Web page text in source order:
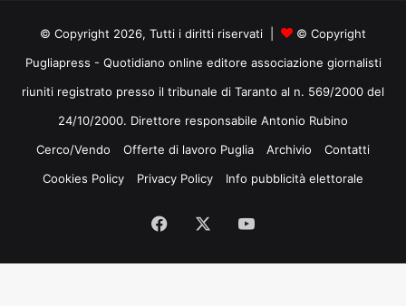
© Copyright 2026, Tutti i diritti riservati |
© Copyright
Pugliapress - Quotidiano online editore associazione giornalisti
riuniti registrato presso il tribunale di Taranto al n. 569/2000 del
24/10/2000. Direttore responsabile Antonio Rubino
Cerco/Vendo
Offerte di lavoro Puglia Archivio
Contatti
Cookies Policy
Privacy Policy Info pubblicità elettorale
Facebook
Tube